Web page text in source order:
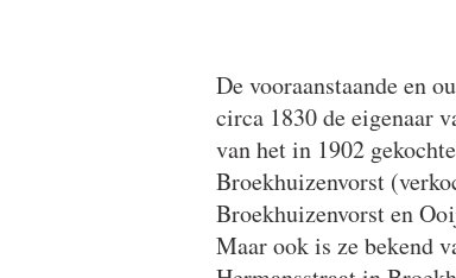
De vooraanstaande en
circa 1830 de eigenaar
van het in 1902
Broekhuizenvorst
Broekhuizenvorst en
Maar ook is ze bekend